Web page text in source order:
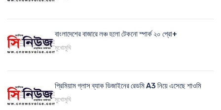
বাংলাদেশের বাজারে লঞ্চ হলো টেকনো স্পার্ক ২০ প্রো+
মুখোমুখি
প্রিমিয়াম গ্লাস ব্যাক ডিজাইনের রেডমি A3 নিয়ে এসেছে শাওমি
মুখোমুখি